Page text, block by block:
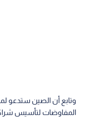
وتابع أن الصين ستدعو
المفاوضات لتأسيس